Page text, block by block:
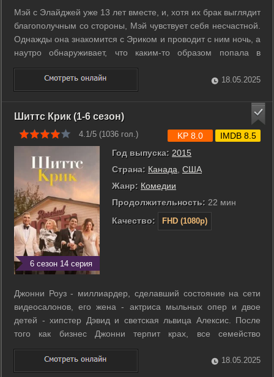
Мэй с Элайджей уже 13 лет вместе, и, хотя их брак выглядит
благополучным со стороны, Мэй чувствует себя несчастной.
Однажды она знакомится с Эриком и проводит с ним ночь, а
наутро обнаруживает, что каким-то образом попала в
параллельную вселенную, в которой она и Эрик теперь
женаты, а отношений с Элайджей у нее никогда не было. ...
18.05.2025
Шиттс Крик (1-6 сезон)
4.1/5 (1036 гол.)
6 сезон 14 серия
Год выпуска: 2015
Страна: Канада США
Жанр: Комедии
Продолжительность: 22 мин
Качество:
FHD (1080p)
KP 8.0 IMDB 8.5
Джонни Роуз - миллиардер, сделавший состояние на сети
видеосалонов, его жена - актриса мыльных опер и двое
детей - хипстер Дэвид и светская львица Алексис. После
того как бизнес Джонни терпит крах, все семейство
вынуждено переехать жить в небольшую сельскую общину
Шиттс Крик, которую они приобрели несколько лет назад
развлечения ради. ...
18.05.2025